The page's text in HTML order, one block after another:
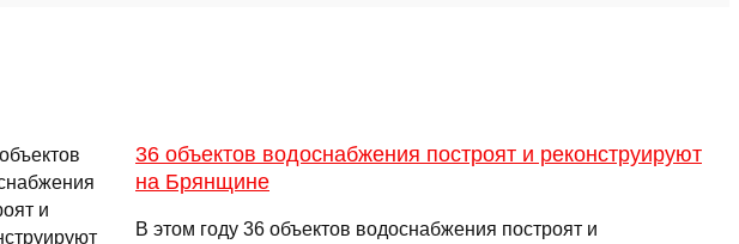
36 объектов водоснабжения построят и реконструируют
на Брянщине
В этом году 36 объектов водоснабжения построят и